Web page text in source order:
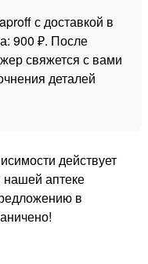
с доставкой в
900 ₽. После
свяжется с вами
деталей
действует
нашей аптеке
в